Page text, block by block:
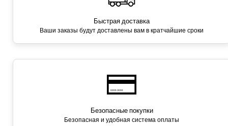
Быстрая доставка
Ваши заказы будут доставлены вам в кратчайшие сроки
Безопасные покупки
Безопасная и удобная система оплаты